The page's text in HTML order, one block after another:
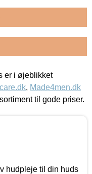
er i øjeblikket
, Made4men.dk
til gode priser.
hudpleje til din huds